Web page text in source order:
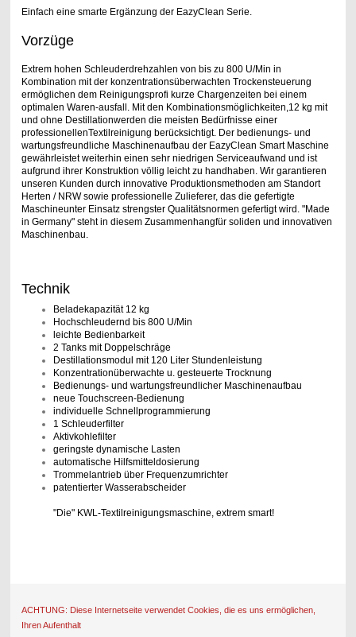
Einfach eine smarte Ergänzung der EazyClean Serie.
Vorzüge
Extrem hohen Schleuderdrehzahlen von bis zu 800 U/Min in
Kombination mit der konzentrationsüberwachten Trockensteuerung
ermöglichen dem Reinigungsprofi kurze Chargenzeiten bei einem
optimalen Waren-ausfall. Mit den Kombinationsmöglichkeiten,12 kg mit
und ohne Destillationwerden die meisten Bedürfnisse einer
professionellenTextilreinigung berücksichtigt. Der bedienungs- und
wartungsfreundliche Maschinenaufbau der EazyClean Smart Maschine
gewährleistet weiterhin einen sehr niedrigen Serviceaufwand und ist
aufgrund ihrer Konstruktion völlig leicht zu handhaben. Wir garantieren
unseren Kunden durch innovative Produktionsmethoden am Standort
Herten / NRW sowie professionelle Zulieferer, das die gefertigte
Maschineunter Einsatz strengster Qualitätsnormen gefertigt wird. "Made
in Germany" steht in diesem Zusammenhangfür soliden und innovativen
Maschinenbau.
Technik
Beladekapazität 12 kg
Hochschleudernd bis 800 U/Min
leichte Bedienbarkeit
2 Tanks mit Doppelschräge
Destillationsmodul mit 120 Liter Stundenleistung
Konzentrationüberwachte u. gesteuerte Trocknung
Bedienungs- und wartungsfreundlicher Maschinenaufbau
neue Touchscreen-Bedienung
individuelle Schnellprogrammierung
1 Schleuderfilter
Aktivkohlefilter
geringste dynamische Lasten
automatische Hilfsmitteldosierung
Trommelantrieb über Frequenzumrichter
patentierter Wasserabscheider
"Die" KWL-Textilreinigungsmaschine, extrem smart!
ACHTUNG: Diese Internetseite verwendet Cookies, die es uns ermöglichen,
Ihren Aufenthalt